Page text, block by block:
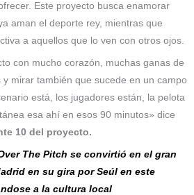
Este proyecto busca enamorar
aman el deporte rey, mientras que
a aquellos que lo ven con otros ojos.
con mucho corazón, muchas ganas de
mirar también que sucede en un campo
está, los jugadores están, la pelota
esa ahí en esos 90 minutos» dice
10 del proyecto.
The Pitch se convirtió en el gran
en su gira por Seúl en este
a la cultura local